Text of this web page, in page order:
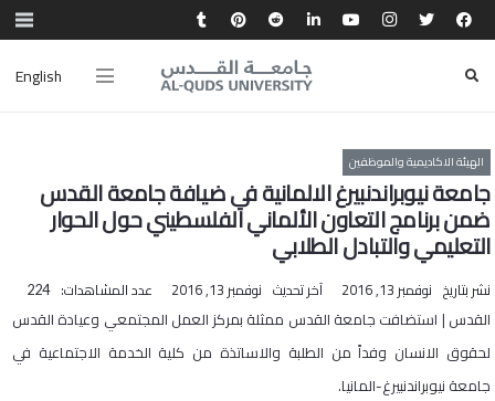
English
الهيئة الاكاديمية والموظفين
جامعة نيوبراندنبيرغ الالمانية في ضيافة جامعة القدس
ضمن برنامج التعاون الألماني الفلسطيني حول الحوار
التعليمي والتبادل الطلابي
نشر بتاريخ نوفمبر 13, 2016 آخر تحديث نوفمبر 13, 2016 عدد المشاهدات: 224
القدس | استضافت جامعة القدس ممثلة بمركز العمل المجتمعي وعيادة القدس
لحقوق الانسان وفداً من الطلبة والاساتذة من كلية الخدمة الاجتماعية في
جامعة نيوبراندنبيرغ-المانيا.